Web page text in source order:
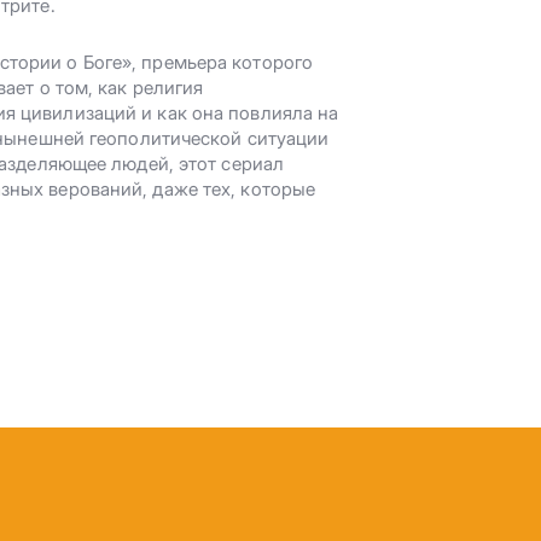
о Боге», премьера которого
о том, как религия
цивилизаций и как она повлияла на
геополитической ситуации
людей, этот сериал
верований, даже тех, которые